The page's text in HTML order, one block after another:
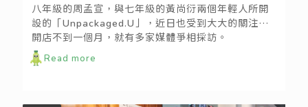
八年級的周孟宣，與七年級的黃尚衍兩個年輕人所開
設的「Unpackaged.U」，近日也受到大大的關注。
開店不到一個月，就有多家媒體爭相採訪。
Unpackaged.U的LOGO以一個大大的U代表著容器，
明亮的顏色排列成循環的樣子，已將店家的核心精神
Read more